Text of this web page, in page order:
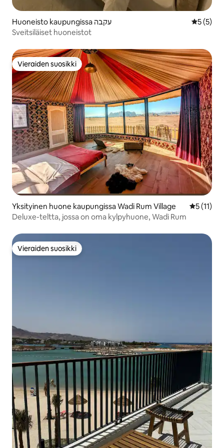
Huoneisto kaupungissa עקבה
5 (5)
Sveitsiläiset huoneistot
Vieraiden suosikki
Vieraiden suosikki
Yksityinen huone kaupungissa Wadi Rum Village
5 (11)
Deluxe-teltta, jossa on oma kylpyhuone, Wadi Rum
Vieraiden suosikki
Vieraiden suosikki